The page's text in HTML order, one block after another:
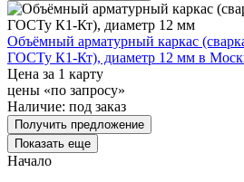
Объёмный арматурный каркас
ГОСТу К1-Кт), диаметр 12 мм в
Цена за 1 карту
цены «по запросу»
Наличие: под заказ
Получить предложение
Показать еще
Начало